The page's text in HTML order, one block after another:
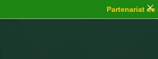
Partenariat de